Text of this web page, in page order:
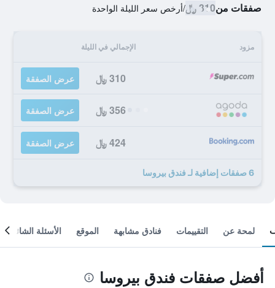
صفقات من310 ﷼ /أرخص سعر الليلة الواحدة
مزود الإجمالي في الليلة
310 ﷼ عرض الصفقة
356 ﷼ عرض الصفقة
424 ﷼ عرض الصفقة
6 صفقات إضافية لـ فندق بيروسا
لمحة عن التقييمات فنادق مشابهة الموقع الأسئلة الشائعة
أفضل صفقات فندق بيروسا